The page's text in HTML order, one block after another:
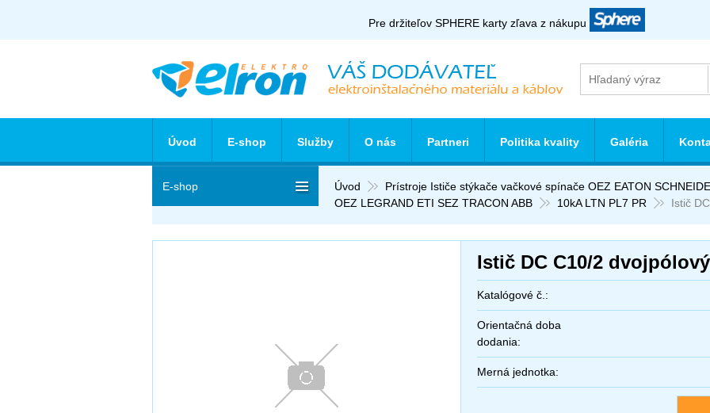
Pre držiteľov SPHERE karty zľava z nákupu
Úvod Prístroje Ističe stýkače vačkové spínače OEZ EATON
OEZ LEGRAND ETI SEZ TRACON ABB
10kA LTN PL7 PR Istič
Istič DC C10/2
Katalógové č.:
Orientačná doba
dodania:
Merná jednotka:
E-shop
Úvod E-shop Služby O nás Partneri Politika kvality Galéria